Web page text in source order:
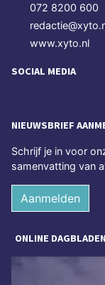
072 8200 600
www.xyto.nl
SOCIAL MEDIA
NIEUWSBRIEF
Schrijf je in voor
samenvatting van
Aanmelden
ONLINE DAGBLADEN